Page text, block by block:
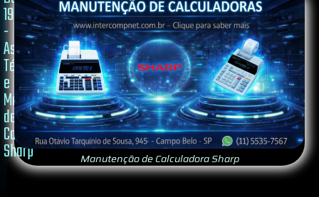
1996
-
Assistência
Técnica
e
Manutenção
de
Calculadora
Sharp Manutenção de Calculadora Sharp